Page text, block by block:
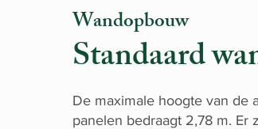
Wandopbouw
Standaard
De maximale hoogte van de
panelen bedraagt 2,78 m.